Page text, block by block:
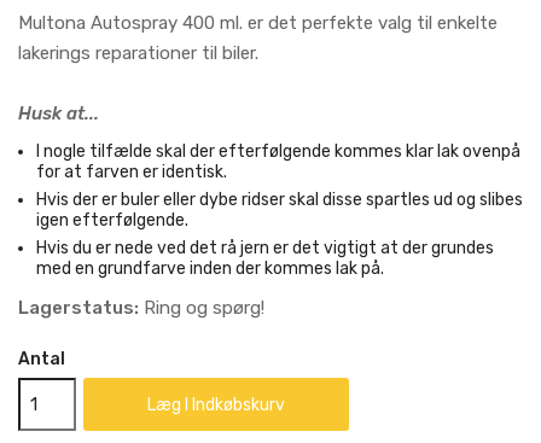
Multona Autospray 400 ml. er det perfekte valg til enkelte
lakerings reparationer til biler.
Husk at...
I nogle tilfælde skal der efterfølgende kommes klar lak ovenpå
for at farven er identisk.
Hvis der er buler eller dybe ridser skal disse spartles ud og slibes
igen efterfølgende.
Hvis du er nede ved det rå jern er det vigtigt at der grundes
med en grundfarve inden der kommes lak på.
Lagerstatus: Ring og spørg!
Antal
Læg I Indkøbskurv